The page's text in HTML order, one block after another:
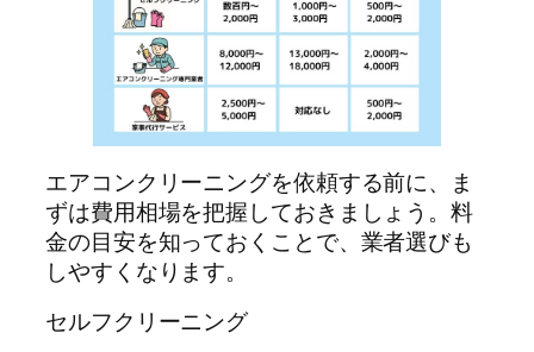
エアコンクリーニングを依頼する前に、ま
ずは費用相場を把握しておきましょう。料
金の目安を知っておくことで、業者選びも
しやすくなります。
セルフクリーニング